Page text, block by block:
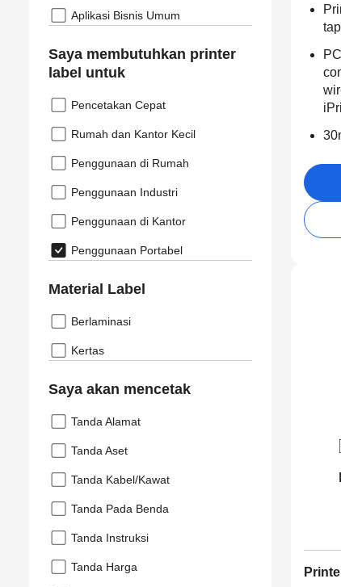
Aplikasi Bisnis Umum
Saya membutuhkan printer
label untuk
Pencetakan Cepat
Rumah dan Kantor Kecil
Penggunaan di Rumah
Penggunaan Industri
Penggunaan di Kantor
Penggunaan Portabel
Material Label
Berlaminasi
Kertas
Saya akan mencetak
Tanda Alamat
Tanda Aset
Tanda Kabel/Kawat
Tanda Pada Benda
Tanda Instruksi
Tanda Harga